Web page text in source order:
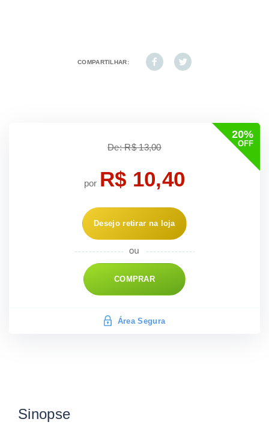
COMPARTILHAR:
20%
OFF
De: R$ 13,00
por R$ 10,40
Desejo retirar na loja
COMPRAR
Área Segura
Sinopse